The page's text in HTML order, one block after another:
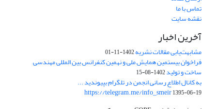
تماس با ما
نقشه سایت
آخرین اخبار
مشابهت‌یابی مقالات نشریه1402-11-01
فراخوان بیستمین همایش ملی و نهمین کنفرانس بین المللی مهندسی
ساخت و تولید1402-08-15
به کانال اطلاع رسانی انجمن در تلگرام بپیوندید ...
https://telegram.me/info_smeir1395-06-19